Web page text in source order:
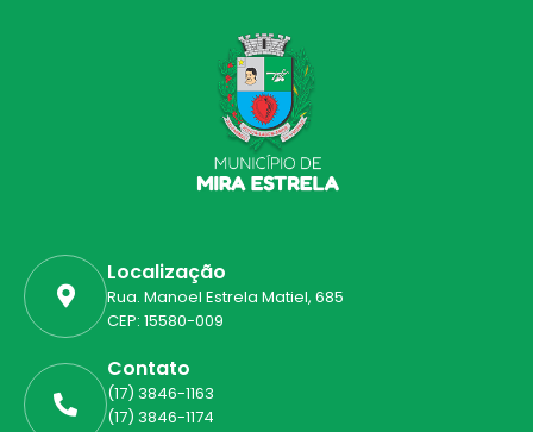
Localização
Rua. Manoel Estrela Matiel, 685
CEP: 15580-009
Contato
(17) 3846-1163
(17) 3846-1174